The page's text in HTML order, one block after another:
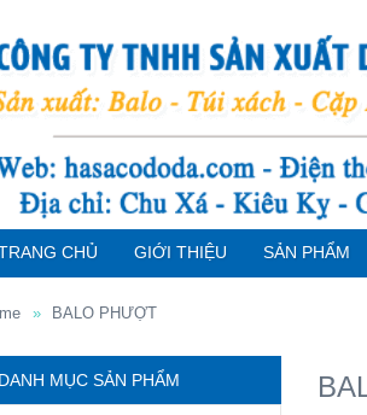
CHỦ GIỚI THIỆU SẢN PHẨM
BALO PHƯỢT
DANH MỤC SẢN PHẨM